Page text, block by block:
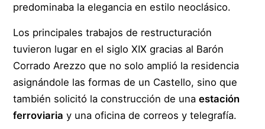
predominaba la elegancia en estilo neoclásico.
Los principales trabajos de restructuración
tuvieron lugar en el siglo XIX gracias al Barón
Corrado Arezzo que no solo amplió la residencia
asignándole las formas de un Castello, sino que
también solicitó la construcción de unaestación
ferroviaria y una oficina de correos y telegrafía.